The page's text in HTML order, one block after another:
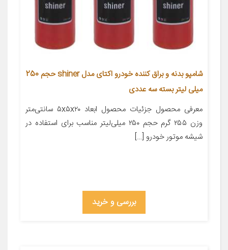
شامپو بدنه و براق کننده خودرو اکتای مدل shiner حجم 250
میلی لیتر بسته سه عددی
معرفی محصول جزئیات محصول ابعاد ۵x۵x۲۰ سانتی‌متر
وزن ۲۵۵ گرم حجم ۲۵۰ میلی‌لیتر مناسب برای استفاده در
شیشه موتور خودرو […]
بررسی و خرید